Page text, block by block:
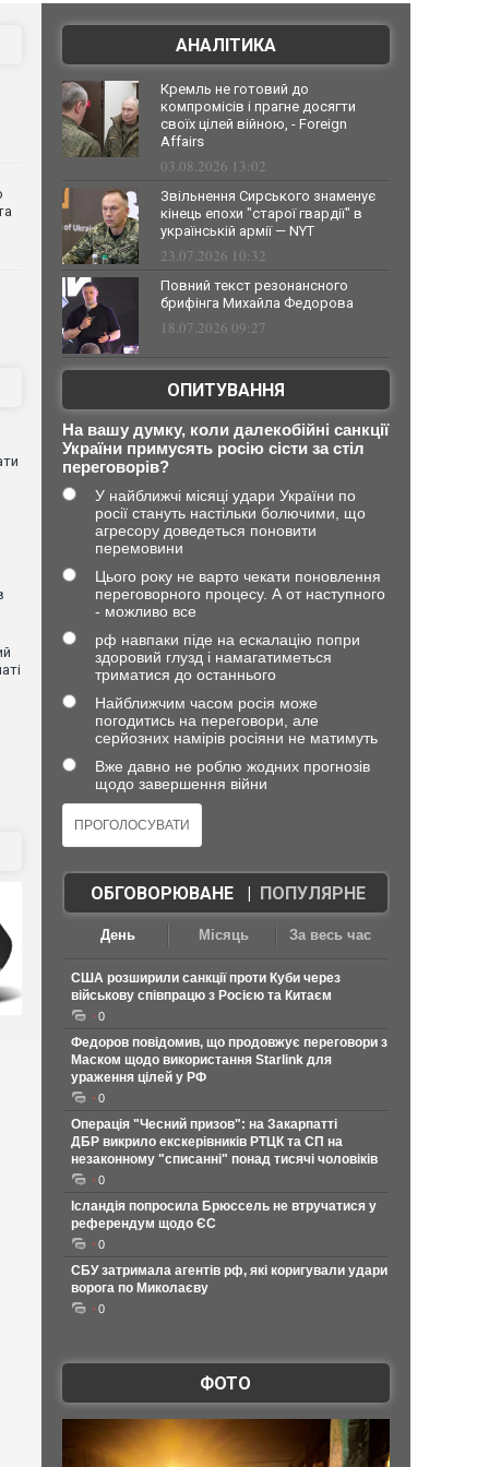
АНАЛІТИКА
Кремль не готовий до
компромісів і прагне досягти
своїх цілей війною, - Foreign
Affairs
03.08.2026 13:02
Звільнення Сирського знаменує
кінець епохи "старої гвардії" в
українській армії — NYT
23.07.2026 10:32
Повний текст резонансного
брифінга Михайла Федорова
18.07.2026 09:27
ОПИТУВАННЯ
На вашу думку, коли далекобійні санкції
України примусять росію сісти за стіл
переговорів?
У найближчі місяці удари України по
росії стануть настільки болючими, що
агресору доведеться поновити
перемовини
Цього року не варто чекати поновлення
переговорного процесу. А от наступного
- можливо все
рф навпаки піде на ескалацію попри
здоровий глузд і намагатиметься
триматися до останнього
Найближчим часом росія може
погодитись на переговори, але
серйозних намірів росіяни не матимуть
Вже давно не роблю жодних прогнозів
щодо завершення війни
ОБГОВОРЮВАНЕ| ПОПУЛЯРНЕ
День Місяць За весь час
США розширили санкції проти Куби через
військову співпрацю з Росією та Китаєм
0
Федоров повідомив, що продовжує переговори з
Маском щодо використання Starlink для
ураження цілей у РФ
0
Операція "Чесний призов": на Закарпатті
ДБР викрило екскерівників РТЦК та СП на
незаконному "списанні" понад тисячі чоловіків
0
Ісландія попросила Брюссель не втручатися у
референдум щодо ЄС
0
СБУ затримала агентів рф, які коригували удари
ворога по Миколаєву
0
ФОТО